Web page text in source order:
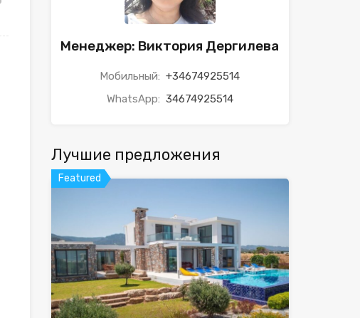
Менеджер: Виктория Дергилева
Мобильный: +34674925514
WhatsApp: 34674925514
Лучшие предложения
Featured